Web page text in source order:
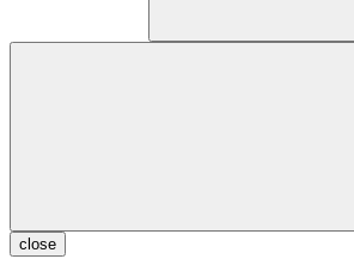
close